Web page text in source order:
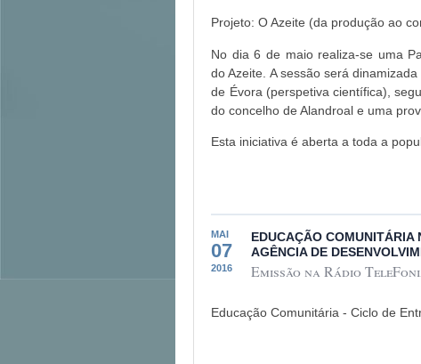
Projeto: O Azeite (da produção ao
No dia 6 de maio realiza-se uma
do Azeite. A sessão será
de Évora (perspetiva científica),
do concelho de Alandroal e uma
Esta iniciativa é aberta a toda a
MAI
07
2016
EDUCAÇÃO COMUNITÁRIA
AGÊNCIA DE
Emissão na Rádio
Educação Comunitária - Ciclo de